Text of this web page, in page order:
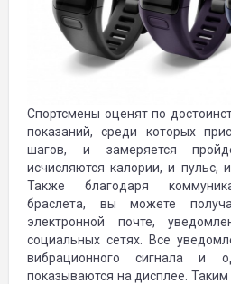
Спортсмены оценят по
показаний, среди которых
шагов, и замеряется
исчисляются калории, и пульс,
Также благодаря
браслета, вы можете
электронной почте,
социальных сетях. Все
вибрационного сигнала и
показываются на дисплее.